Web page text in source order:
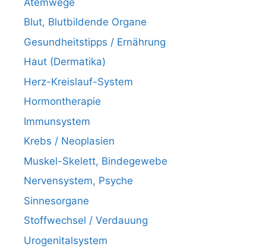
Blut, Blutbildende Organe
Gesundheitstipps / Ernährung
Haut (Dermatika)
Herz-Kreislauf-System
Hormontherapie
Immunsystem
Krebs / Neoplasien
Muskel-Skelett, Bindegewebe
Nervensystem, Psyche
Sinnesorgane
Stoffwechsel / Verdauung
Urogenitalsystem